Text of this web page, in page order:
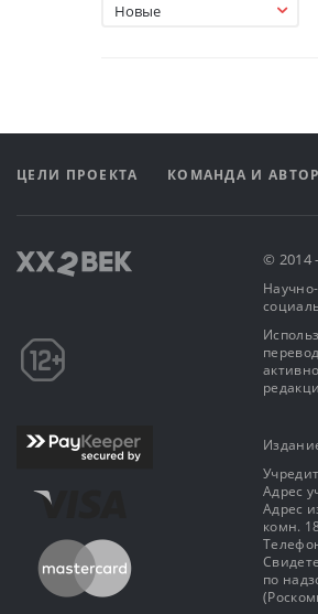
Новые
ЦЕЛИ ПРОЕКТА КОМАНДА И
©
Адрес
Адрес
комн. 18
по